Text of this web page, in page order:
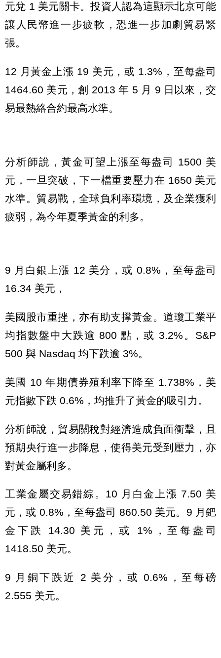
元兌 1 美元關卡。投資人認為這顯示北京可能
讓人民幣進一步疲軟，恐進一步加劇貿易緊
張。
12 月黃金上漲 19 美元，或 1.3%，至每盎司
1464.60 美元，創 2013 年 5 月 9 日以來，交
易最熱絡合約最高水準。
分析師說，黃金可望上漲至每盎司 1500 美
元，一旦突破，下一檔重要壓力在 1650 美元
水準。貿易戰，全球負利率環境，及企業獲利
疲弱，為今年夏季黃金的利多。
9 月白銀上漲 12 美分，或 0.8%，至每盎司
16.34 美元，
美國股市重挫，亦有助支撑黃金。道瓊工業平
均指數盤中大跌逾 800 點，或 3.2%。S&P
500 與 Nasdaq 均下跌逾 3%。
美國 10 年期債券殖利率下降至 1.738%，美
元指數下跌 0.6%，均推升了黃金的吸引力。
分析師說，貿易關稅對經濟造成負面衝擊，且
預期央行進一步降息，使得美元受到壓力，亦
對黃金屬利多。
工業金屬交易錯綜。10 月白金上漲 7.50 美
元，或 0.8%，至每盎司 860.50 美元。9 月鈀
金下跌 14.30 美元，或 1%，至每盎司
1418.50 美元。
9 月銅下跌近 2 美分，或 0.6%，至每磅
2.555 美元。